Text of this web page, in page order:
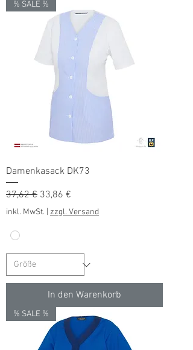
% SALE %
Damenkasack DK73
Standardpreis
37,62 € Sale-Preis
33,86 €
inkl. MwSt. zzgl. Versand
In den Warenkorb
% SALE %